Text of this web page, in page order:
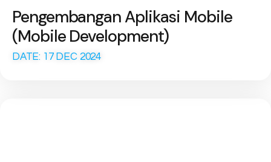
Pengembangan Aplikasi Mobile
(Mobile Development)
DATE: 17 DEC 2024